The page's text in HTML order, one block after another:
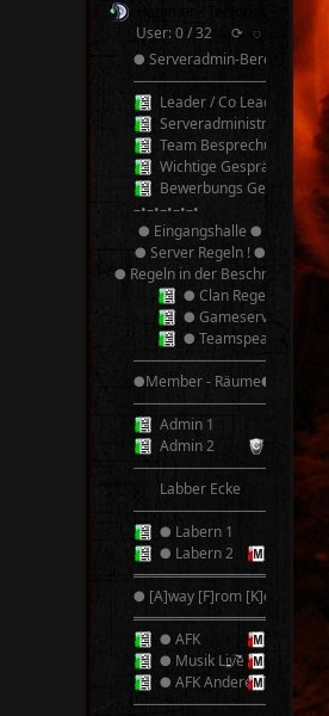
Hammer - Terroristen v2.0
User: 0 / 32
⟳ ◌
● Serveradmin-Bereich ●
──────────
Leader / Co Leader
Serveradministrator
Team Besprechung
Wichtige Gespräche!
Bewerbungs Gespräche
–•–•–•–•–•
● Eingangshalle ●
● Server Regeln ! ●
● Regeln in der Beschreibung ●
● Clan Regeln ●
● Gameserver Regeln
● Teamspeak 3
──────────
●Member - Räume●
──────────
Admin 1
Admin 2
──────────
Labber Ecke
──────────
● Labern 1
● Labern 2
══════════
● [A]way [F]rom [K]eyboard ●
══════════
● AFK
● Musik Live
● AFK Anderer TS
──────────